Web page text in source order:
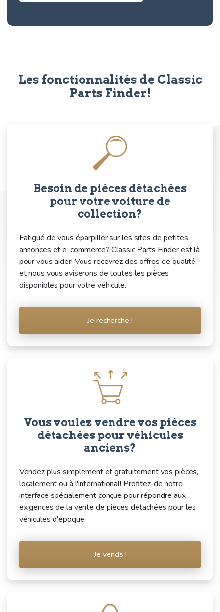
Les fonctionnalités de Classic
Parts Finder!
Besoin de pièces détachées
pour votre voiture de
collection?
Fatigué de vous éparpiller sur les sites de petites
annonces et e-commerce? Classic Parts Finder est là
pour vous aider! Vous recevrez des offres de qualité,
et nous vous aviserons de toutes les pièces
disponibles pour votre véhicule.
Je recherche !
Vous voulez vendre vos pièces
détachées pour véhicules
anciens?
Vendez plus simplement et gratuitement vos pièces,
localement ou à l'international! Profitez-de notre
interface spécialement conçue pour répondre aux
exigences de la vente de pièces détachées pour les
véhicules d'époque.
Je vends !